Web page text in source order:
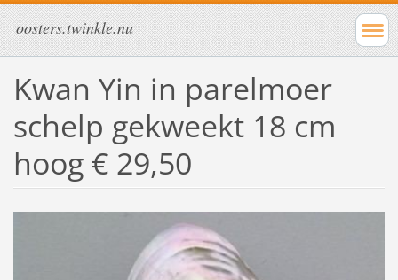
oosters.twinkle.nu
Kwan Yin in parelmoer
schelp gekweekt 18 cm
hoog € 29,50